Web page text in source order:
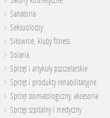
Sanatoria
Seksuolodzy
Siłownie, kluby fitness
Solaria
Sprzęt i artykuły pszczelarskie
Sprzęt i produkty rehabilitacyjne
Sprzęt stomatologiczny, akcesoria
Sprzęt szpitalny i medyczny